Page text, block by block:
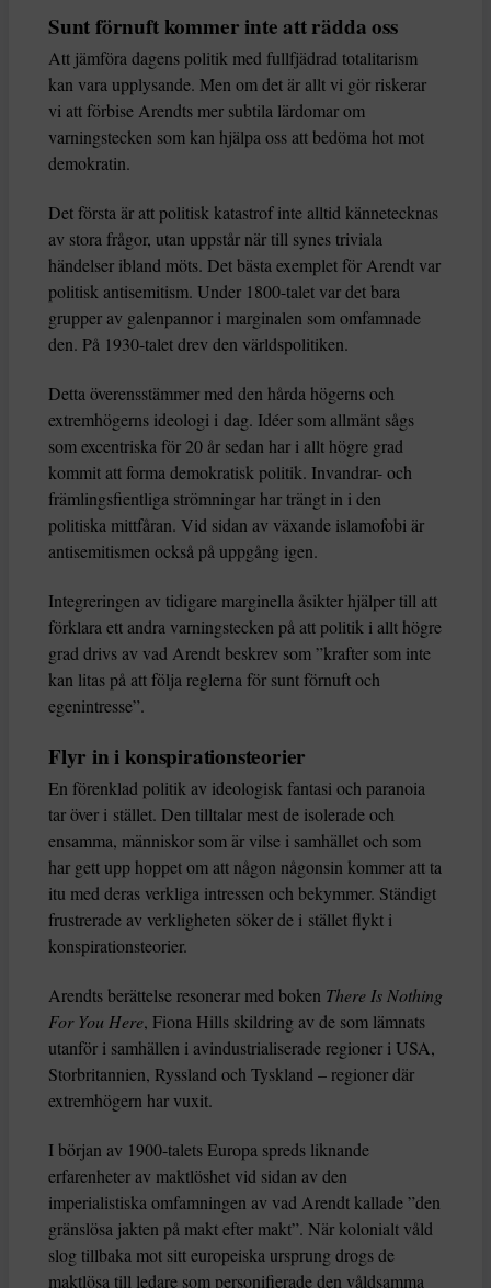
Sunt förnuft kommer inte att rädda oss
Att jämföra dagens politik med fullfjädrad totalitarism
kan vara upplysande. Men om det är allt vi gör riskerar
vi att förbise Arendts mer subtila lärdomar om
varningstecken som kan hjälpa oss att bedöma hot mot
demokratin.
Det första är att politisk katastrof inte alltid kännetecknas
av stora frågor, utan uppstår när till synes triviala
händelser ibland möts. Det bästa exemplet för Arendt var
politisk antisemitism. Under 1800-talet var det bara
grupper av galenpannor i marginalen som omfamnade
den. På 1930-talet drev den världspolitiken.
Detta överensstämmer med den hårda högerns och
extremhögerns ideologi i dag. Idéer som allmänt sågs
som excentriska för 20 år sedan har i allt högre grad
kommit att forma demokratisk politik. Invandrar- och
främlingsfientliga strömningar har trängt in i den
politiska mittfåran. Vid sidan av växande islamofobi är
antisemitismen också på uppgång igen.
Integreringen av tidigare marginella åsikter hjälper till att
förklara ett andra varningstecken på att politik i allt högre
grad drivs av vad Arendt beskrev som ”krafter som inte
kan litas på att följa reglerna för sunt förnuft och
egenintresse”.
Flyr in i konspirationsteorier
En förenklad politik av ideologisk fantasi och paranoia
tar över i stället. Den tilltalar mest de isolerade och
ensamma, människor som är vilse i samhället och som
har gett upp hoppet om att någon någonsin kommer att ta
itu med deras verkliga intressen och bekymmer. Ständigt
frustrerade av verkligheten söker de i stället flykt i
konspirationsteorier.
Arendts berättelse resonerar med boken There Is Nothing
For You Here, Fiona Hills skildring av de som lämnats
utanför i samhällen i avindustrialiserade regioner i USA,
Storbritannien, Ryssland och Tyskland – regioner där
extremhögern har vuxit.
I början av 1900-talets Europa spreds liknande
erfarenheter av maktlöshet vid sidan av den
imperialistiska omfamningen av vad Arendt kallade ”den
gränslösa jakten på makt efter makt”. När kolonialt våld
slog tillbaka mot sitt europeiska ursprung drogs de
maktlösa till ledare som personifierade den våldsamma